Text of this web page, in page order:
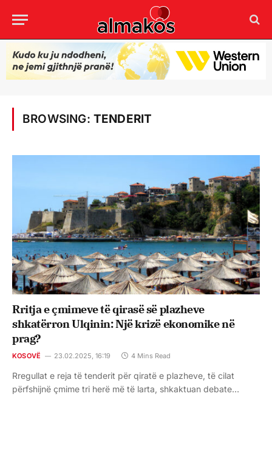
BROWSING: TENDERIT
Rritja e çmimeve të qirasë së plazheve
shkatërron Ulqinin: Një krizë ekonomike në
prag?
KOSOVË 23.02.2025, 16:19 4 Mins Read
Rregullat e reja të tenderit për qiratë e plazheve, të cilat
përfshijnë çmime tri herë më të larta, shkaktuan debate…